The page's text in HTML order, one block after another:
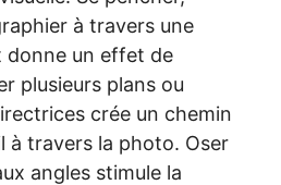
à travers une
donne un effet de
plusieurs plans ou
crée un chemin
à travers la photo. Oser
angles stimule la